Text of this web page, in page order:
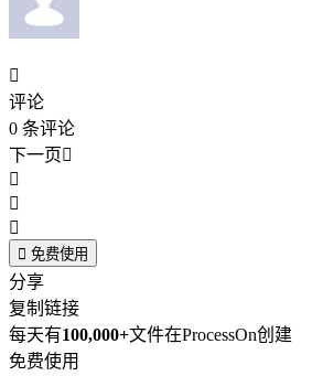

评论
0 条评论
下一页



 免费使用
分享
复制链接
每天有100,000+文件在ProcessOn创建
免费使用